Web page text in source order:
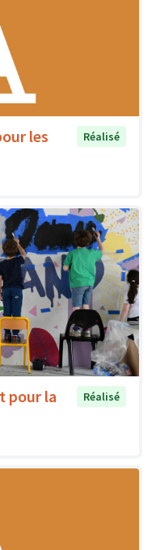
les
Réalisé
pour la
Réalisé